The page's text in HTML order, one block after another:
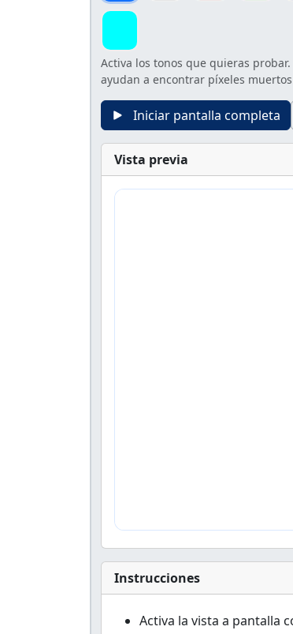
Activa los tonos que quieras
ayudan a encontrar píxeles
Iniciar pantalla completa
Vista previa
Instrucciones
Activa la vista a pantalla